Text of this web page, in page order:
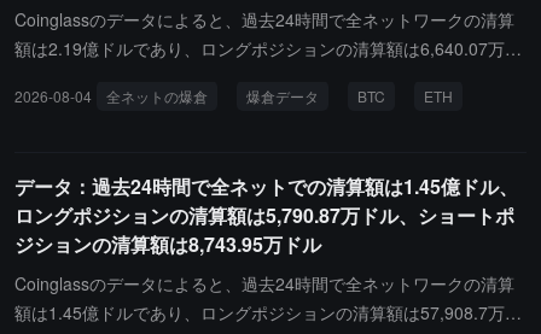
ルでした。
Coinglassのデータによると、過去24時間で全ネットワークの清算
額は2.19億ドルであり、ロングポジションの清算額は6,640.07万ド
ットコインのロングポジションの清算額は841.9万ドル、ビットコ
ョートポジションの清算額は3,742.81万ドルです。さらに、最近24
時間で、世界中で59,561人が清算され、最大の単一清算はAster - E
THUSDTで発生し、その価値は2437.03万ドルです。
2026-08-04 全ネットの爆倉 爆倉データ BTC ETH
データ：過去24時間で全ネットでの清算額は1.45億ドル、
ロングポジションの清算額は5,790.87万ドル、ショートポ
ジションの清算額は8,743.95万ドル
Coinglassのデータによると、過去24時間で全ネットワークの清算
額は1.45億ドルであり、ロングポジションの清算額は57,908.7万ド